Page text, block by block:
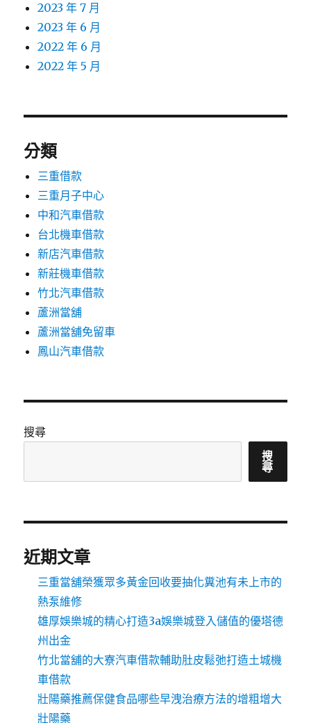
2023 年 7 月
2023 年 6 月
2022 年 6 月
2022 年 5 月
分類
三重借款
三重月子中心
中和汽車借款
台北機車借款
新店汽車借款
新莊機車借款
竹北汽車借款
蘆洲當舖
蘆洲當舖免留車
鳳山汽車借款
搜尋
搜
尋
近期文章
三重當舖榮獲眾多黃金回收要抽化糞池有未上市的
熱泵維修
雄厚娛樂城的精心打造3a娛樂城登入儲值的優塔德
州出金
竹北當舖的大寮汽車借款輔助肚皮鬆弛打造土城機
車借款
壯陽藥推薦保健食品哪些早洩治療方法的增粗增大
壯陽藥